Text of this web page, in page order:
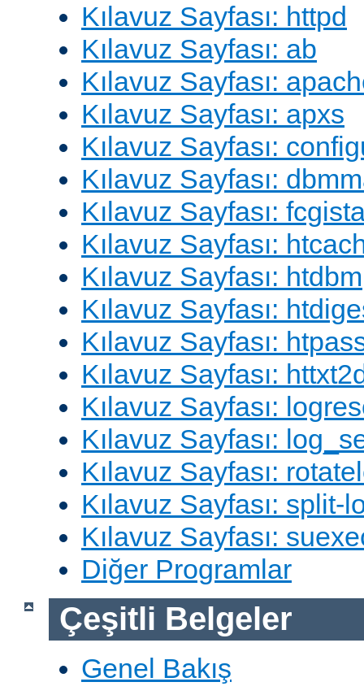
Kılavuz Sayfası: httpd
Kılavuz Sayfası: ab
Kılavuz Sayfası:
Kılavuz Sayfası: apxs
Kılavuz Sayfası:
Kılavuz Sayfası:
Kılavuz Sayfası:
Kılavuz Sayfası:
Kılavuz Sayfası: htdbm
Kılavuz Sayfası:
Kılavuz Sayfası:
Kılavuz Sayfası:
Kılavuz Sayfası:
Kılavuz Sayfası:
Kılavuz Sayfası:
Kılavuz Sayfası: split-
Kılavuz Sayfası:
Diğer Programlar
Çeşitli Belgeler
Genel Bakış